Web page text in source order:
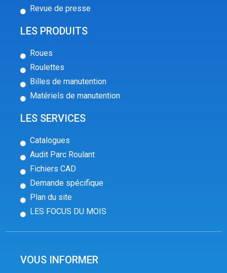
Revue de presse
LES PRODUITS
Roues
Roulettes
Billes de manutention
Matériels de manutention
LES SERVICES
Catalogues
Audit Parc Roulant
Fichiers CAD
Demande spécifique
Plan du site
LES FOCUS DU MOIS
VOUS INFORMER